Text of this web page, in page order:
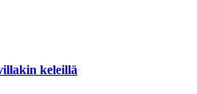
keleillä